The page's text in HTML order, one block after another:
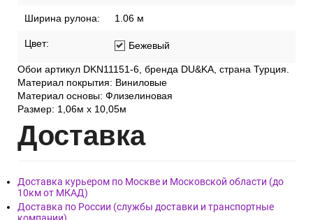
Ширина рулона: 1.06 м
Цвет: Бежевый
Обои артикул DKN11151-6, бренда DU&KA, страна Турция.
Материал покрытия: Виниловые
Материал основы: Флизелиновая
Размер: 1,06м х 10,05м
Доставка
Доставка курьером по Москве и Московской области (до
10км от МКАД)
Доставка по России (службы доставки и транспортные